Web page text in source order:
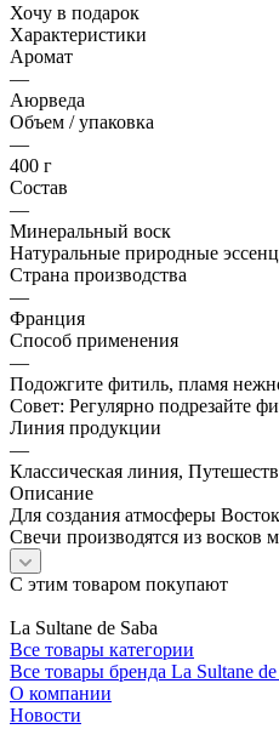
Хочу в подарок
Характеристики
Аромат
—
Аюрведа
Объем / упаковка
—
400 г
Состав
—
Минеральный воск
Натуральные природные
Страна производства
—
Франция
Cпособ применения
—
Подожгите фитиль, пламя
Совет: Регулярно подрезайте
Линия продукции
—
Классическая линия,
Описание
Для создания атмосферы
Свечи производятся из
С этим товаром покупают
La Sultane de Saba
Все товары категории
Все товары бренда La Sultane de
О компании
Новости